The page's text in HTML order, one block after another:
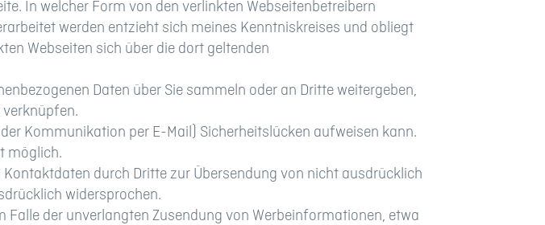
In welcher Form von den verlinkten Webseitenbetreibern
werden entzieht sich meines Kenntniskreises und obliegt
Webseiten sich über die dort geltenden
Daten über Sie sammeln oder an Dritte weitergeben,
Kommunikation per E-Mail) Sicherheitslücken aufweisen kann.
möglich.
durch Dritte zur Übersendung von nicht ausdrücklich
widersprochen.
der unverlangten Zusendung von Werbeinformationen, etwa